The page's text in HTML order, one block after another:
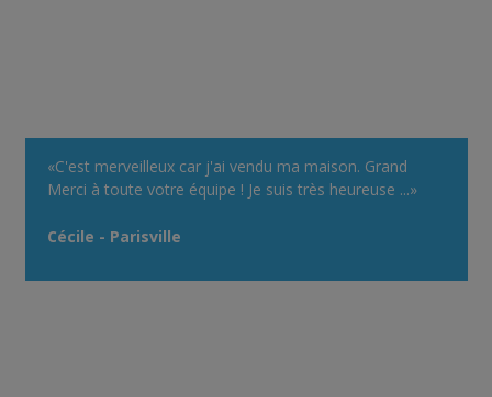
«C'est merveilleux car j'ai vendu ma maison. Grand
Merci à toute votre équipe ! Je suis très heureuse ...»
Cécile - Parisville